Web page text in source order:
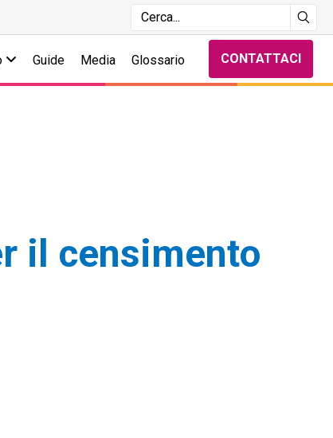
Guide Media Glossario CONTATTACI
il censimento